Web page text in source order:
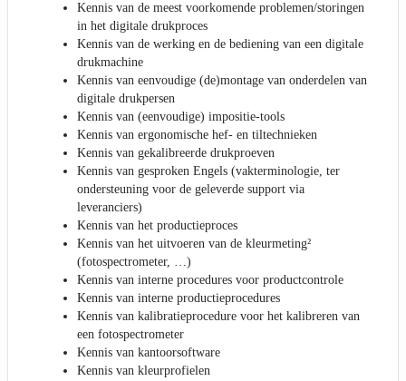
Kennis van de meest voorkomende problemen/storingen
in het digitale drukproces
Kennis van de werking en de bediening van een digitale
drukmachine
Kennis van eenvoudige (de)montage van onderdelen van
digitale drukpersen
Kennis van (eenvoudige) impositie-tools
Kennis van ergonomische hef- en tiltechnieken
Kennis van gekalibreerde drukproeven
Kennis van gesproken Engels (vakterminologie, ter
ondersteuning voor de geleverde support via
leveranciers)
Kennis van het productieproces
Kennis van het uitvoeren van de kleurmeting²
(fotospectrometer, …)
Kennis van interne procedures voor productcontrole
Kennis van interne productieprocedures
Kennis van kalibratieprocedure voor het kalibreren van
een fotospectrometer
Kennis van kantoorsoftware
Kennis van kleurprofielen